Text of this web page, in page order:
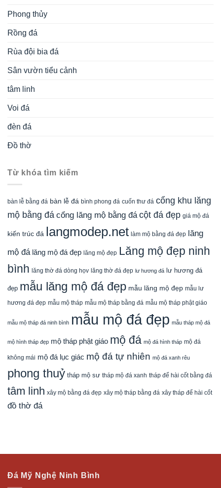
Phong thủy
Rồng đá
Rùa đội bia đá
Sân vườn tiểu cảnh
tâm linh
Voi đá
đèn đá
Đồ thờ
Từ khóa tìm kiếm
bàn lễ bằng đá bàn lễ đá bình phong đá cuốn thư đá cổng khu lăng
mộ bằng đá cổng lăng mộ bằng đá cột đá đẹp giá mộ đá
kiến trúc đá langmodep.net làm mộ bằng đá đẹp lăng
mộ đá lăng mộ đá đẹp lăng mộ đẹp Lăng mộ đẹp ninh
bình lăng thờ đá dòng họv lăng thờ đá đẹp lư hương đá lư hương đá
đẹp mẫu lăng mộ đá đẹp mẫu lăng mộ đẹp mẫu lư
hương đá đẹp mẫu mộ tháp mẫu mộ tháp bằng đá mẫu mộ tháp phật giáo
mẫu mộ tháp đá ninh bình mẫu mộ đá đẹp mẫu tháp mộ đá
mộ hình tháp đẹp mộ tháp phật giáo mộ đá mộ đá hình tháp mộ đá
không mái mộ đá lục giác mộ đá tự nhiên mộ đá xanh rêu
phong thuỷ tháp mộ sư tháp mộ đá xanh tháp để hài cốt bằng đá
tâm linh xây mộ bằng đá đẹp xây mộ tháp bằng đá xây tháp để hài cốt
đồ thờ đá
Đá Mỹ Nghệ Ninh Bình